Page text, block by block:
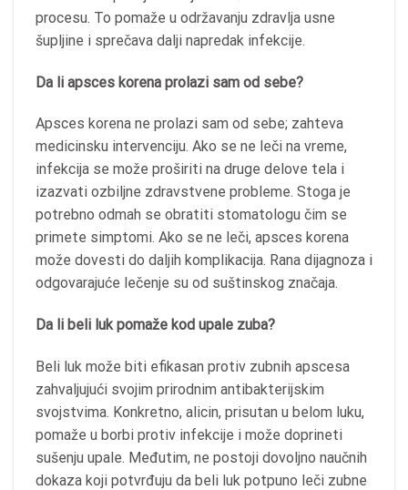
procesu. To pomaže u održavanju zdravlja usne
šupljine i sprečava dalji napredak infekcije.
Da li apsces korena prolazi sam od sebe?
Apsces korena ne prolazi sam od sebe; zahteva
medicinsku intervenciju. Ako se ne leči na vreme,
infekcija se može proširiti na druge delove tela i
izazvati ozbiljne zdravstvene probleme. Stoga je
potrebno odmah se obratiti stomatologu čim se
primete simptomi. Ako se ne leči, apsces korena
može dovesti do daljih komplikacija. Rana dijagnoza i
odgovarajuće lečenje su od suštinskog značaja.
Da li beli luk pomaže kod upale zuba?
Beli luk može biti efikasan protiv zubnih apscesa
zahvaljujući svojim prirodnim antibakterijskim
svojstvima. Konkretno, alicin, prisutan u belom luku,
pomaže u borbi protiv infekcije i može doprineti
sušenju upale. Međutim, ne postoji dovoljno naučnih
dokaza koji potvrđuju da beli luk potpuno leči zubne